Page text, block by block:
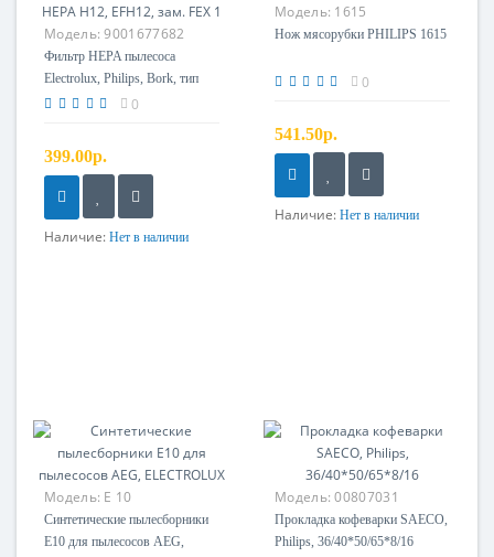
Модель:9001677682
Фильтр HEPA пылесоса
Electrolux, Philips, Bork, тип
HEPA H12, EFH12, зам. FEX 1
0
399.00р.
Наличие: Нет в наличии
Модель: 1615
Нож мясорубки PHILIPS 1615
0
541.50р.
Наличие: Нет в наличии
Модель: E 10
Синтетические пылесборники
E10 для пылесосов AEG,
Модель:00807031
Прокладка кофеварки SAECO,
Philips, 36/40*50/65*8/16